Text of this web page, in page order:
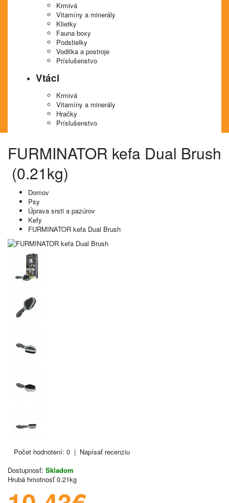
Krmivá
Vitamíny a minerály
Klietky
Fauna boxy
Podstielky
Voditka a postroje
Príslušenstvo
Vtáci
Krmivá
Vitamíny a minerály
Hračky
Príslušenstvo
FURMINATOR kefa Dual Brush
(0.21kg)
Domov
Psy
Úprava srsti a pazúrov
Kefy
FURMINATOR kefa Dual Brush
Počet hodnotení: 0 | Napísať recenziu
Dostupnosť: Skladom
Hrubá hmotnosť 0.21kg